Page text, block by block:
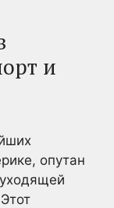
и
опутан